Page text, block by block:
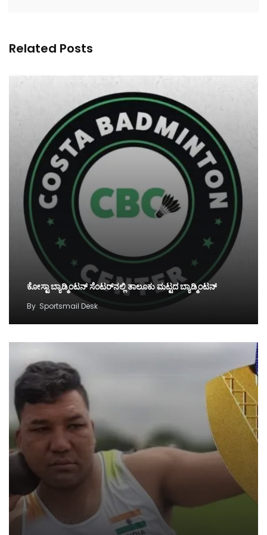
Related Posts
ಕೋಸ್ಟಾ ಬ್ಯಾಡ್ಮಿಂಟನ್‌ ಸೆಂಟರ್‌ನಲ್ಲಿ ತಾಲೂಕು ಮಟ್ಟದ ಬ್ಯಾಡ್ಮಿಂಟನ್‌
By Sportsmail Desk